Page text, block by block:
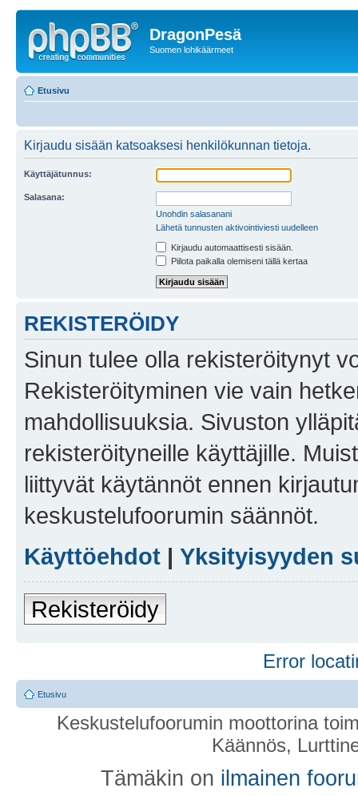
DragonPesä
Suomen lohikäärmeet
Etusivu
Kirjaudu sisään katsoaksesi henkilökunnan tietoja.
Käyttäjätunnus:
Salasana:
Unohdin salasanani
Lähetä tunnusten aktivointiviesti uudelleen
Kirjaudu automaattisesti sisään.
Piilota paikalla olemiseni tällä kertaa
REKISTERÖIDY
Sinun tulee olla rekisteröitynyt
Rekisteröityminen vie vain
mahdollisuuksia. Sivuston
rekisteröityneille käyttäjille.
liittyvät käytännöt ennen
keskustelufoorumin säännöt.
Käyttöehdot | Yksityisyyden
Rekisteröidy
Error
Etusivu
Keskustelufoorumin moottorina
Käännös,
Tämäkin on ilmainen